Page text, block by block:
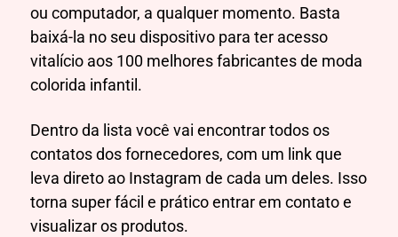
ou computador, a qualquer momento. Basta
baixá-la no seu dispositivo para ter acesso
vitalício aos 100 melhores fabricantes de moda
colorida infantil.
Dentro da lista você vai encontrar todos os
contatos dos fornecedores, com um link que
leva direto ao Instagram de cada um deles. Isso
torna super fácil e prático entrar em contato e
visualizar os produtos.